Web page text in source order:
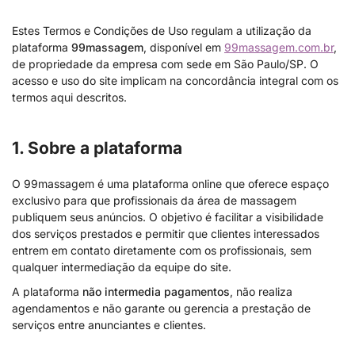
Estes Termos e Condições de Uso regulam a utilização da
plataforma 99massagem, disponível em 99massagem.com.br,
de propriedade da empresa com sede em São Paulo/SP. O
acesso e uso do site implicam na concordância integral com os
termos aqui descritos.
1. Sobre a plataforma
O 99massagem é uma plataforma online que oferece espaço
exclusivo para que profissionais da área de massagem
publiquem seus anúncios. O objetivo é facilitar a visibilidade
dos serviços prestados e permitir que clientes interessados
entrem em contato diretamente com os profissionais, sem
qualquer intermediação da equipe do site.
A plataforma não intermedia pagamentos, não realiza
agendamentos e não garante ou gerencia a prestação de
serviços entre anunciantes e clientes.